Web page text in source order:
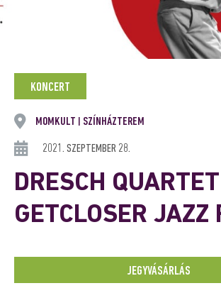
KONCERT
MOMKULT SZÍNHÁZTEREM
2021. SZEPTEMBER 28.
DRESCH QUARTET |
GETCLOSER JAZZ
JEGYVÁSÁRLÁS